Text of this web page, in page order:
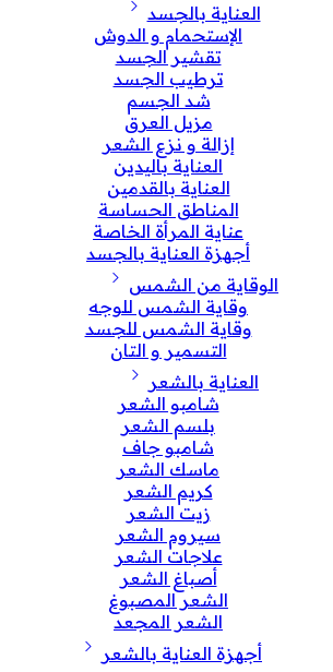
العناية بالجسد
الإستحمام و الدوش
تقشير الجسد
ترطيب الجسد
شد الجسم
مزيل العرق
إزالة و نزع الشعر
العناية باليدين
العناية بالقدمين
المناطق الحساسة
عناية المرأة الخاصة
أجهزة العناية بالجسد
الوقاية من الشمس
وقاية الشمس للوجه
وقاية الشمس للجسد
التسمير و التان
العناية بالشعر
شامبو الشعر
بلسم الشعر
شامبو جاف
ماسك الشعر
كريم الشعر
زيت الشعر
سيروم الشعر
علاجات الشعر
أصباغ الشعر
الشعر المصبوغ
الشعر المجعد
أجهزة العناية بالشعر